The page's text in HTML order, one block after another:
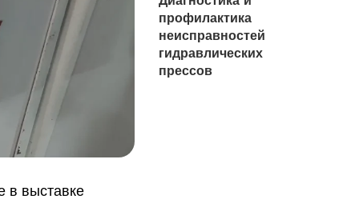
выставке
профилактика
неисправностей
гидравлических
прессов